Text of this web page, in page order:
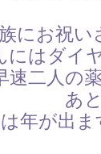
にお祝
にはダイ
速二人の
あ
年が出